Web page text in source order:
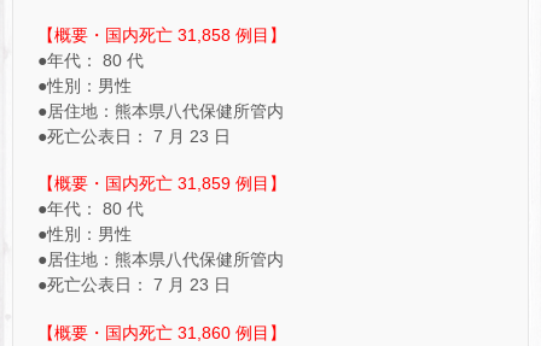
【概要・国内死亡 31,858 例目】
●年代： 80 代
●性別：男性
●居住地：熊本県八代保健所管内
●死亡公表日： 7 月 23 日
【概要・国内死亡 31,859 例目】
●年代： 80 代
●性別：男性
●居住地：熊本県八代保健所管内
●死亡公表日： 7 月 23 日
【概要・国内死亡 31,860 例目】